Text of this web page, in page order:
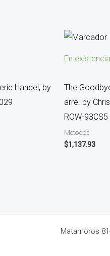
Handel, by
En existencia
The
arre. by
ROW-93CS5
Métodos
$1,137.93
Matamoros